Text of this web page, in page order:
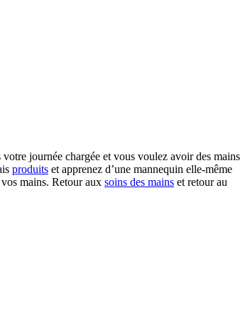
journée chargée et vous voulez avoir des mains
produits et apprenez d’une mannequin elle-même
mains. Retour aux soins des mains et retour au